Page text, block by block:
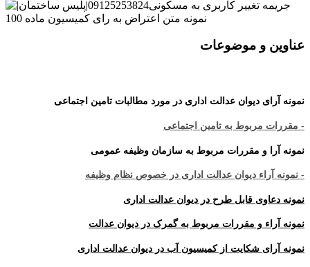
عناوین و موضوعات
نمونه آرای دیوان عدالت اداری در مورد مطالبات تامین اجتماعی
- مقررات مربوط به تامین اجتماعی
نمونه آرا و مقررات مربوط به سازمان وظیفه عمومی
- نمونه آراء دیوان عدالت اداری در خصوص نظام وظیفه
نمونه دعاوی قابل طرح در دیوان عدالت اداری
نمونه آراء و مقررات مربوط به گمرک در دیوان عدالت
نمونه آرای شکایت از کمیسیون آب در دیوان عدالت اداری